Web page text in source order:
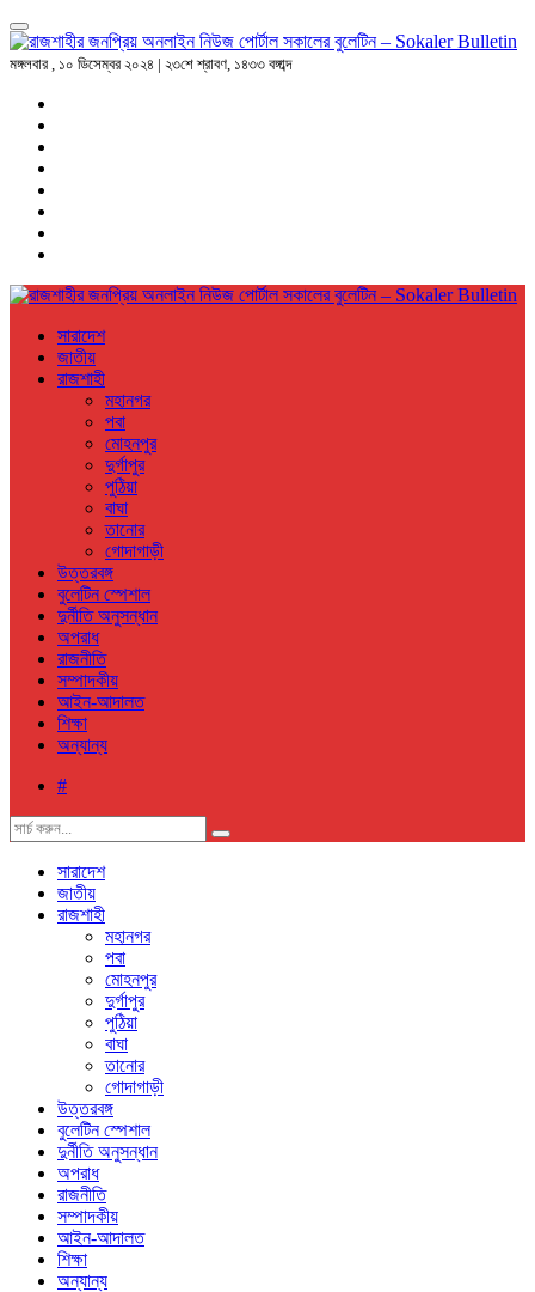
মঙ্গলবার , ১০ ডিসেম্বর ২০২৪ | ২৩শে শ্রাবণ, ১৪৩৩ বঙ্গাব্দ
সারাদেশ
জাতীয়
রাজশাহী
মহানগর
পবা
মোহনপুর
দুর্গাপুর
পুঠিয়া
বাঘা
তানোর
গোদাগাড়ী
উত্তরবঙ্গ
বুলেটিন স্পেশাল
দুর্নীতি অনুসন্ধান
অপরাধ
রাজনীতি
সম্পাদকীয়
আইন-আদালত
শিক্ষা
অন্যান্য
#
সারাদেশ
জাতীয়
রাজশাহী
মহানগর
পবা
মোহনপুর
দুর্গাপুর
পুঠিয়া
বাঘা
তানোর
গোদাগাড়ী
উত্তরবঙ্গ
বুলেটিন স্পেশাল
দুর্নীতি অনুসন্ধান
অপরাধ
রাজনীতি
সম্পাদকীয়
আইন-আদালত
শিক্ষা
অন্যান্য